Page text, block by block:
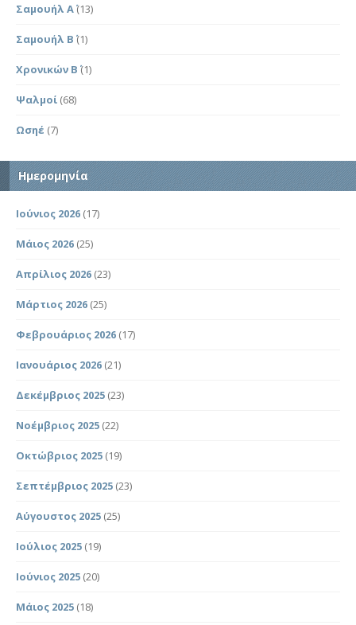
Σαμουήλ Α΄(13)
Σαμουήλ Β΄ (1)
Χρονικών Β΄ (1)
Ψαλμοί (68)
Ωσηέ (7)
Ημερομηνία
Ιούνιος 2026 (17)
Μάιος 2026 (25)
Απρίλιος 2026 (23)
Μάρτιος 2026 (25)
Φεβρουάριος 2026 (17)
Ιανουάριος 2026 (21)
Δεκέμβριος 2025 (23)
Νοέμβριος 2025 (22)
Οκτώβριος 2025 (19)
Σεπτέμβριος 2025 (23)
Αύγουστος 2025 (25)
Ιούλιος 2025 (19)
Ιούνιος 2025 (20)
Μάιος 2025 (18)